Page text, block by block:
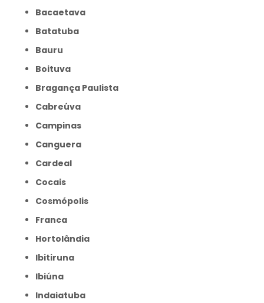
Bacaetava
Batatuba
Bauru
Boituva
Bragança Paulista
Cabreúva
Campinas
Canguera
Cardeal
Cocais
Cosmópolis
Franca
Hortolândia
Ibitiruna
Ibiúna
Indaiatuba